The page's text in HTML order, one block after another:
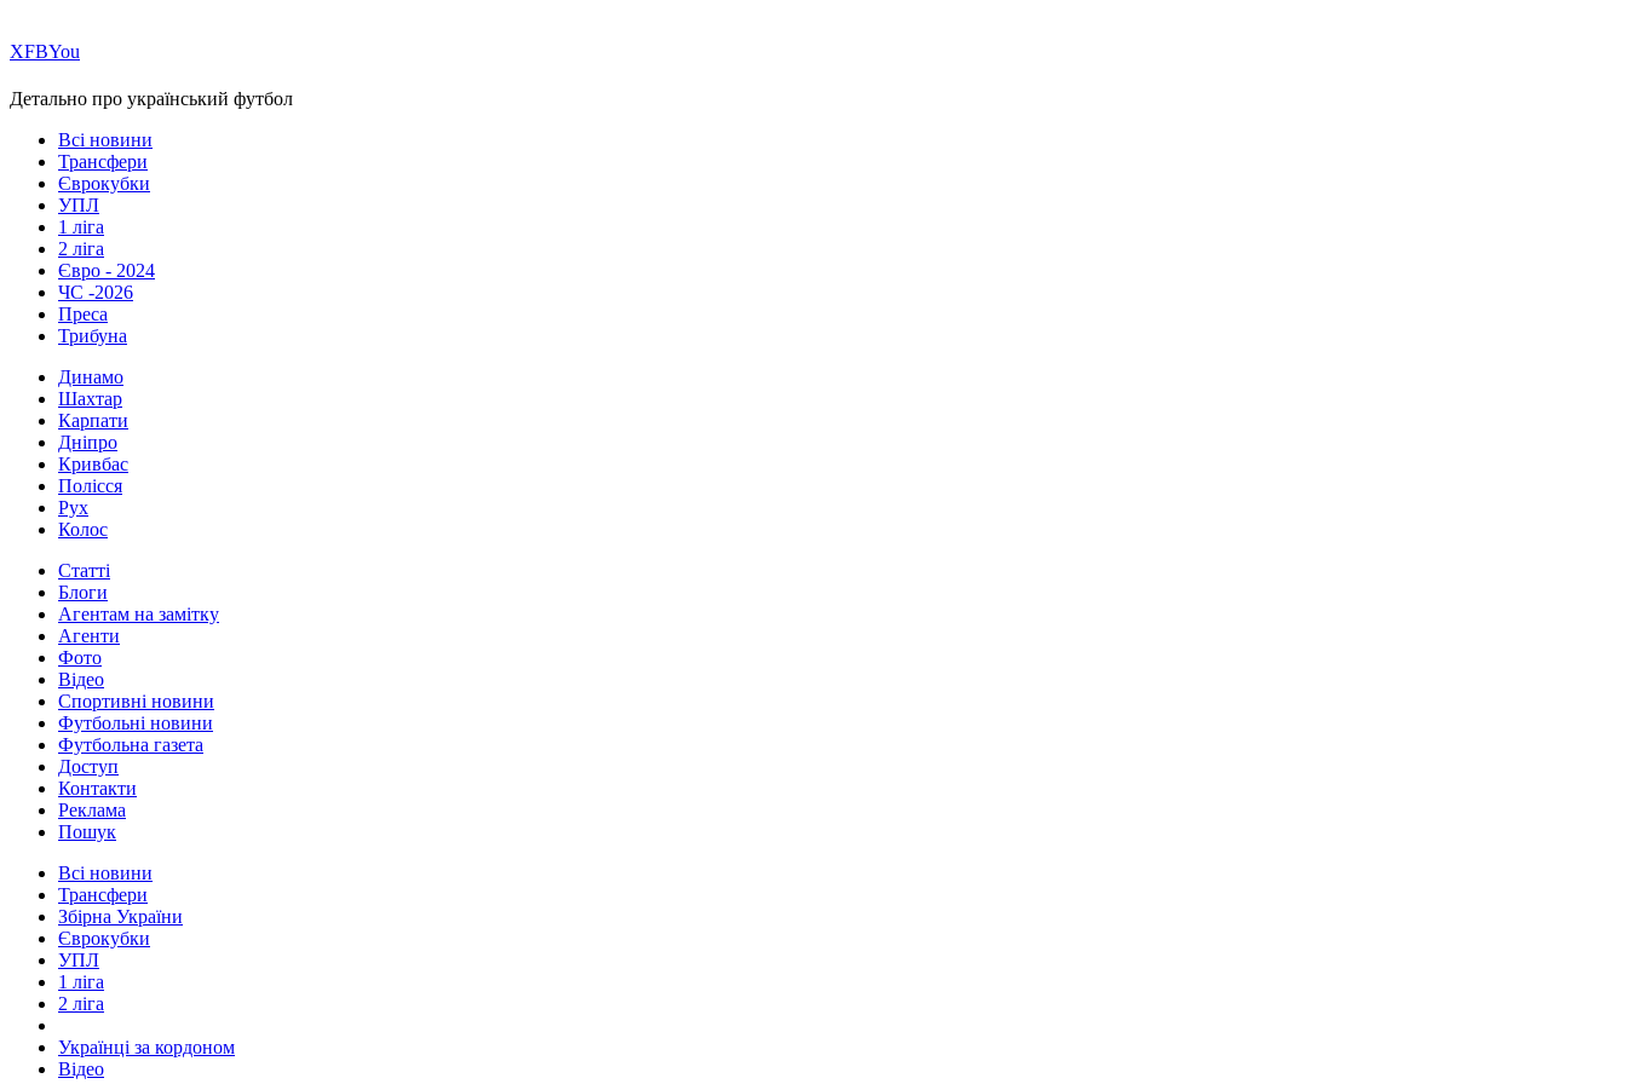
ХFBYou
Детально про український футбол
Всі новини
Трансфери
Єврокубки
УПЛ
1 ліга
2 ліга
Євро - 2024
ЧС -2026
Преса
Трибуна
Динамо
Шахтар
Карпати
Дніпро
Кривбас
Полісся
Рух
Колос
Статті
Блоги
Агентам на замітку
Агенти
Фото
Відео
Спортивні новини
Футбольні новини
Футбольна газета
Доступ
Контакти
Реклама
Пошук
Всі новини
Трансфери
Збірна України
Єврокубки
УПЛ
1 ліга
2 ліга
Українці за кордоном
Відео